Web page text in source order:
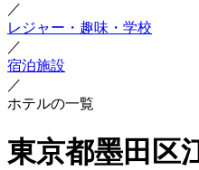
／
レジャー・趣味・学校
／
宿泊施設
／
ホテルの一覧
東京都墨田区